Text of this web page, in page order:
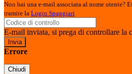
Non hai una e-mail associata al nome utente?
tramite la Login Spaggiari
E-mail inviata, si prega di controllare la
Errore
Chiudi